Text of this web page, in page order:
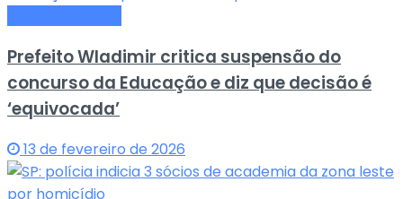
Prefeito Wladimir critica suspensão do
concurso da Educação e diz que decisão é
‘equivocada’
13 de fevereiro de 2026